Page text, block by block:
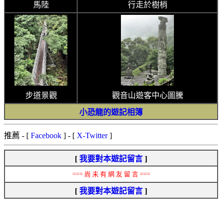
馬陸 行走於樹梢
步道景觀
觀音山遊客中心圖騰
小恐龍的遊記相簿
推薦 - [ Facebook ] - [ X-Twitter]
[ 我要對本遊記留言 ]
=== 尚 未 有 網 友 留 言 ===
[ 我要對本遊記留言 ]